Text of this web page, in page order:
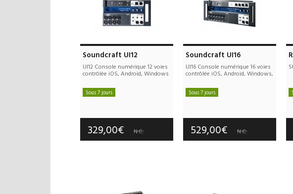
Soundcraft UI12
UI12 Console numérique 12 voies
contrôlée iOS, Androïd, Windows
Sous 7 jours
Garantie :2 an(s)
329,00€ N.C.
Soundcraft UI16
UI16 Console numérique 16 voies
contrôlée iOS, Androïd, Windows,
Sous 7 jours
Garantie :2 an(s)
529,00€ N.C.